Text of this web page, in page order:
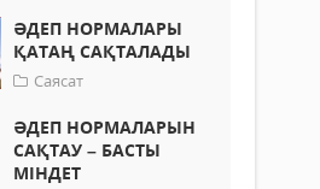
ӘДЕП НОРМАЛАРЫ
ҚАТАҢ САҚТАЛАДЫ
Саясат
ӘДЕП НОРМАЛАРЫН
САҚТАУ – БАСТЫ
МІНДЕТ